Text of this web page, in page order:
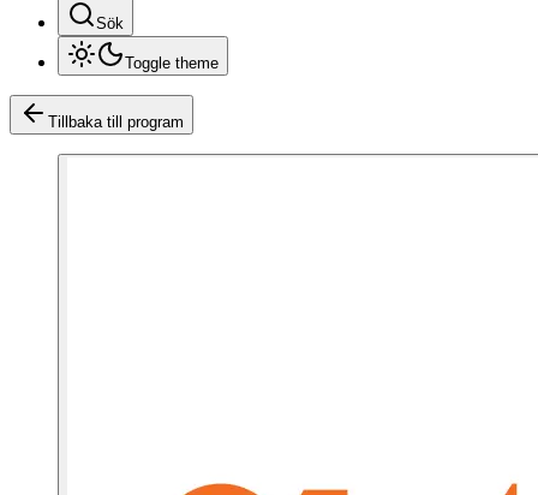
Sök
Toggle theme
Tillbaka till program